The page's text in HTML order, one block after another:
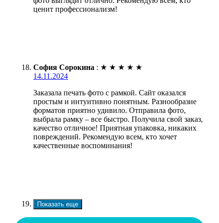
ценит профессионализм!
София Сорокина : ★ ★ ★ ★ ★
14.11.2024
Заказала печать фото с рамкой. Сайт оказался
простым и интуитивно понятным. Разнообразие
форматов приятно удивило. Отправила фото,
выбрала рамку – все быстро. Получила свой заказ,
качество отличное! Приятная упаковка, никаких
повреждений. Рекомендую всем, кто хочет
качественные воспоминания!
Показать еще